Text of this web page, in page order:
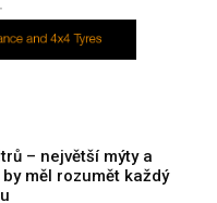
– největší mýty a
měl rozumět každý